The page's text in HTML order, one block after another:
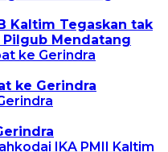
Kaltim Tegaskan tak
Mendatang
ke Gerindra